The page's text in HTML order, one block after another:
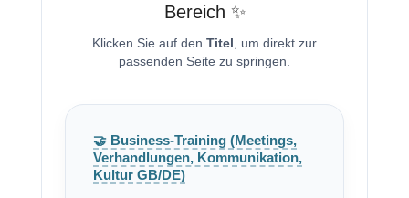
Bereich ✨
Klicken Sie auf den Titel
, um direkt zur
passenden Seite zu springen.
🤝 Business-Training (Meetings,
Verhandlungen, Kommunikation,
Kultur GB/DE)